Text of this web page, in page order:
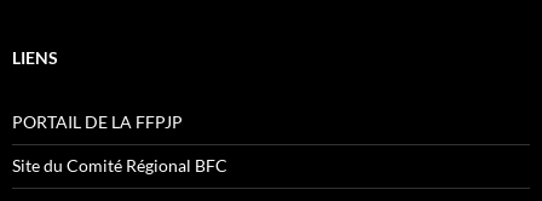
LIENS
PORTAIL DE LA FFPJP
Site du Comité Régional BFC